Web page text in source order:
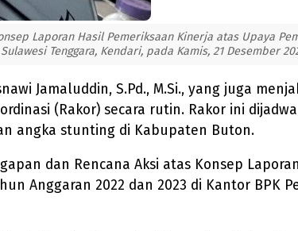
Laporan Hasil Pemeriksaan Kinerja atas Upaya
Tenggara, Kendari, pada Kamis, 21 Desember
Jamaluddin, S.Pd., M.Si., yang juga
(Rakor) secara rutin. Rakor ini
angka stunting di Kabupaten Buton.
dan Rencana Aksi atas Konsep
Anggaran 2022 dan 2023 di Kantor BPK